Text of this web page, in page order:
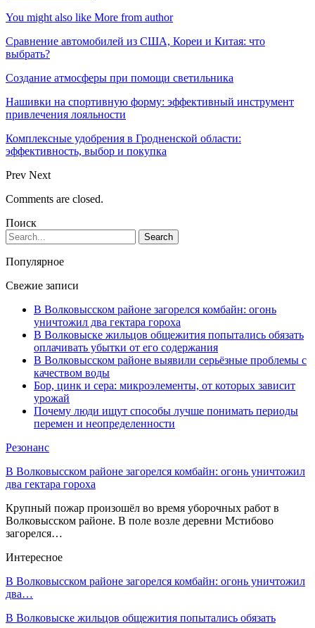
You might also like More from author
Сравнение автомобилей из США, Кореи и Китая: что
выбрать?
Создание атмосферы при помощи светильника
Нашивки на спортивную форму: эффективный инструмент
привлечения лояльности
Комплексные удобрения в Гродненской области:
эффективность, выбор и покупка
Prev Next
Comments are closed.
Поиск
Популярное
Свежие записи
В Волковысском районе загорелся комбайн: огонь
уничтожил два гектара гороха
В Волковыске жильцов общежития попытались обязать
оплачивать убытки от его содержания
В Волковысском районе выявили серьёзные проблемы с
качеством воды
Бор, цинк и сера: микроэлементы, от которых зависит
урожай
Почему люди ищут способы лучше понимать периоды
перемен и неопределенности
Резонанс
В Волковысском районе загорелся комбайн: огонь уничтожил
два гектара гороха
Крупный пожар произошёл во время уборочных работ в
Волковысском районе. В поле возле деревни Мстибово
загорелся…
Интересное
В Волковысском районе загорелся комбайн: огонь уничтожил
два…
В Волковыске жильцов общежития попытались обязать